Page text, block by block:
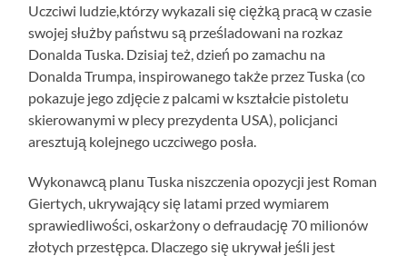
Uczciwi ludzie,którzy wykazali się ciężką pracą w czasie
swojej służby państwu są prześladowani na rozkaz
Donalda Tuska. Dzisiaj też, dzień po zamachu na
Donalda Trumpa, inspirowanego także przez Tuska (co
pokazuje jego zdjęcie z palcami w kształcie pistoletu
skierowanymi w plecy prezydenta USA), policjanci
aresztują kolejnego uczciwego posła.
Wykonawcą planu Tuska niszczenia opozycji jest Roman
Giertych, ukrywający się latami przed wymiarem
sprawiedliwości, oskarżony o defraudację 70 milionów
złotych przestępca. Dlaczego się ukrywał jeśli jest